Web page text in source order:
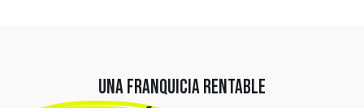
UNA FRANQUICIA RENTABLE